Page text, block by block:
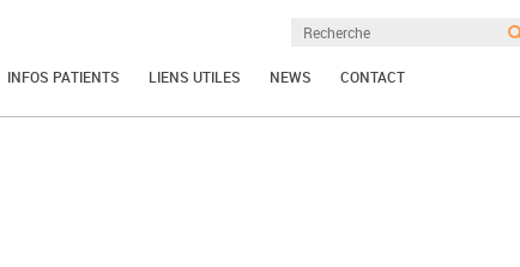
INFOS PATIENTS LIENS UTILES NEWS CONTACT